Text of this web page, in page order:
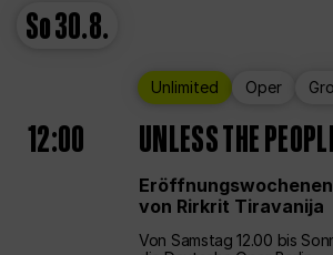
So30.8.
Unlimited Oper
12:00 UNLESS THE
von Rirkrit Tiravanija
Von Samstag 12.00 bis